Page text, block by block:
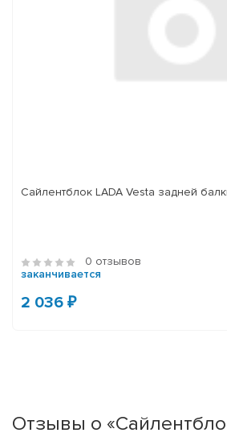
Сайлентблок LADA Vesta задней
0 отзывов
заканчивается
2 036 ₽
Отзывы о